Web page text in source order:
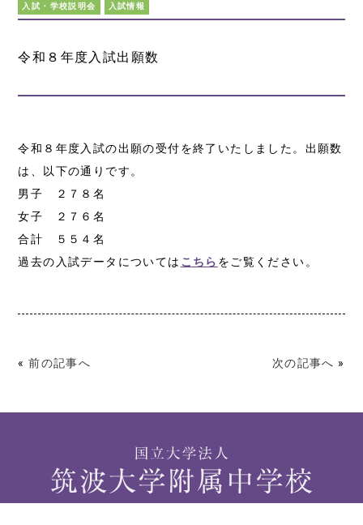
入試・学校説明会 入試情報
令和８年度入試出願数
令和８年度入試の出願の受付を終了いたしました。出願数
は、以下の通りです。
男子 ２７８名
女子 ２７６名
合計 ５５４名
過去の入試データについては こちら をご覧ください。
«前の記事へ 次の記事へ »